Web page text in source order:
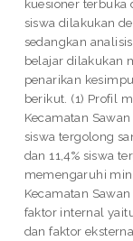
kuesioner terbuka
siswa dilakukan
sedangkan
belajar dilakukan
penarikan
berikut. (1) Profil
Kecamatan
siswa tergolong
dan 11,4% siswa
memengaruhi
Kecamatan
faktor internal
dan faktor